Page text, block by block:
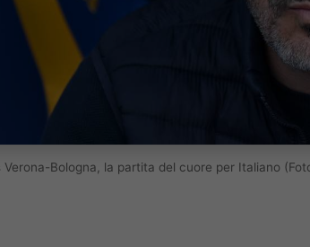
Verona-Bologna, la partita del cuore per Italiano